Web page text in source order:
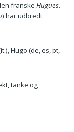
franske Hugues.
) har udbredt
Hugo (de, es, pt,
tanke og